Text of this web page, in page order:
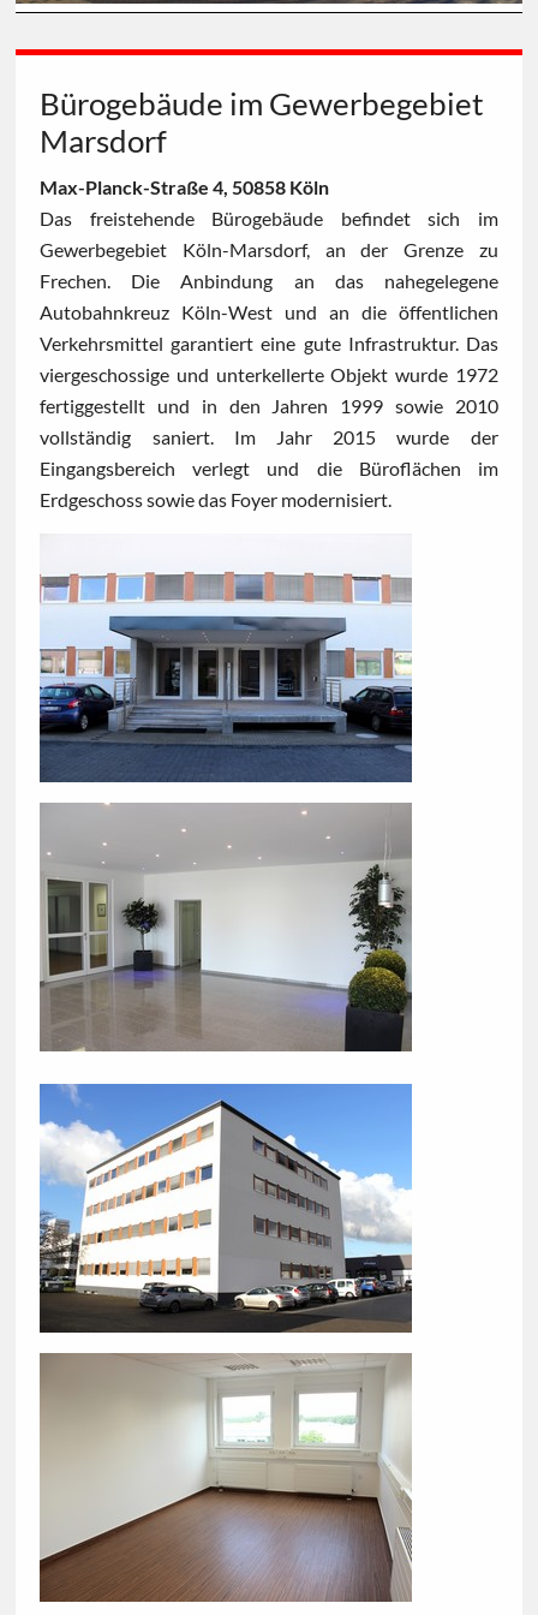
Bürogebäude im Gewerbegebiet
Marsdorf
Max-Planck-Straße 4, 50858 Köln
Das freistehende Bürogebäude befindet sich im
Gewerbegebiet Köln-Marsdorf, an der Grenze zu
Frechen. Die Anbindung an das nahegelegene
Autobahnkreuz Köln-West und an die öffentlichen
Verkehrsmittel garantiert eine gute Infrastruktur. Das
viergeschossige und unterkellerte Objekt wurde 1972
fertiggestellt und in den Jahren 1999 sowie 2010
vollständig saniert. Im Jahr 2015 wurde der
Eingangsbereich verlegt und die Büroflächen im
Erdgeschoss sowie das Foyer modernisiert.